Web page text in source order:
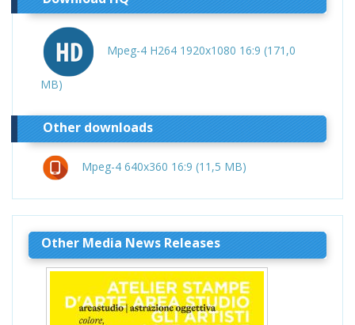
Mpeg-4 H264 1920x1080 16:9 (171,0
MB)
Other downloads
Mpeg-4 640x360 16:9 (11,5 MB)
Other Media News Releases